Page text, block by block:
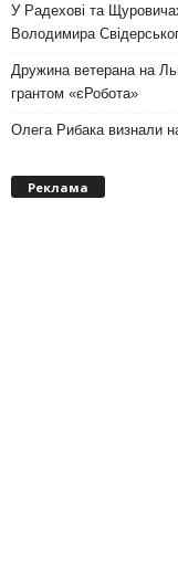
У Радехові та
Володимира
Дружина ветерана на
грантом «єРобота»
Олега Рибака визнали
Реклама